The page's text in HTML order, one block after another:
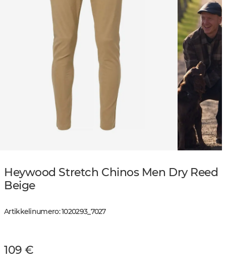
Heywood Stretch Chinos Men Dry Reed
Beige
Artikkelinumero:1020293_ 7027
109 €